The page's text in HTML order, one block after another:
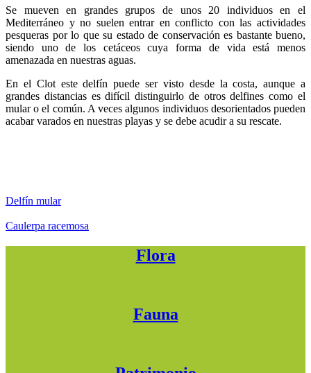
Se mueven en grandes grupos de unos 20 individuos en el
Mediterráneo y no suelen entrar en conflicto con las actividades
pesqueras por lo que su estado de conservación es bastante bueno,
siendo uno de los cetáceos cuya forma de vida está menos
amenazada en nuestras aguas.
En el Clot este delfín puede ser visto desde la costa, aunque a
grandes distancias es difícil distinguirlo de otros delfines como el
mular o el común. A veces algunos individuos desorientados pueden
acabar varados en nuestras playas y se debe acudir a su rescate.
Delfín mular
Caulerpa racemosa
Flora
Fauna